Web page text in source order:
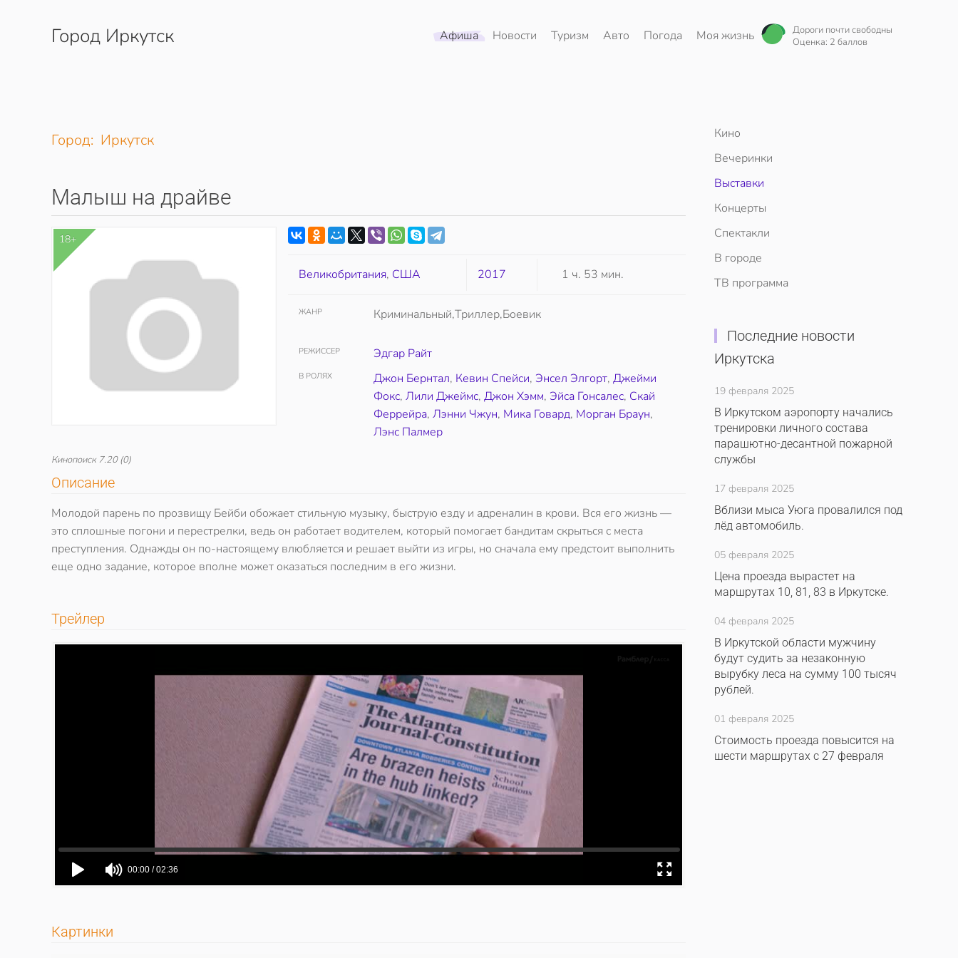
Перейти к содержимому
Город Иркутск Афиша Новости Туризм Авто Погода Моя жизнь
Дороги почти свободны
Оценка: 2 баллов
Город: Иркутск
Малыш на драйве
18+
Кинопоиск 7.20(0)
Великобритания, США 2017 1 ч. 53 мин.
ЖАНР Криминальный,Триллер,Боевик
РЕЖИССЕР Эдгар Райт
В РОЛЯХ Джон Бернтал, Кевин Спейси,Энсел Элгорт,Джейми
Фокс,Лили Джеймс,Джон Хэмм,Эйса Гонсалес, Скай
Феррейра,Лэнни Чжун, Мика Говард, Морган Браун,
Лэнс Палмер
Описание
Молодой парень по прозвищу Бейби обожает стильную музыку, быструю езду и адреналин в крови. Вся его жизнь —
это сплошные погони и перестрелки, ведь он работает водителем, который помогает бандитам скрыться с места
преступления. Однажды он по-настоящему влюбляется и решает выйти из игры, но сначала ему предстоит выполнить
еще одно задание, которое вполне может оказаться последним в его жизни.
Трейлер
Картинки
Кино
Вечеринки
Выставки
Концерты
Спектакли
В городе
ТВ программа
Последние новости
Иркутска
19 февраля 2025
В Иркутском аэропорту начались
тренировки личного состава
парашютно-десантной пожарной
службы
17 февраля 2025
Вблизи мыса Уюга провалился под
лёд автомобиль.
05 февраля 2025
Цена проезда вырастет на
маршрутах 10, 81, 83 в Иркутске.
04 февраля 2025
В Иркутской области мужчину
будут судить за незаконную
вырубку леса на сумму 100 тысяч
рублей.
01 февраля 2025
Стоимость проезда повысится на
шести маршрутах с 27 февраля